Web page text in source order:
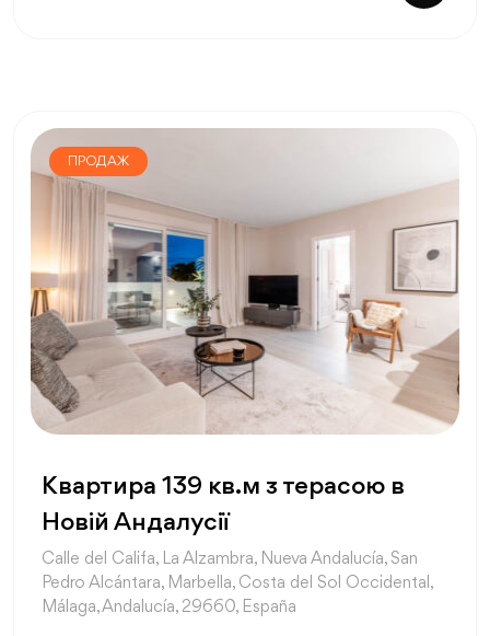
ПРОДАЖ
Квартира 139 кв.м з терасою в
Новій Андалусії
Calle del Califa, La Alzambra, Nueva Andalucía, San
Pedro Alcántara, Marbella, Costa del Sol Occidental,
Málaga, Andalucía, 29660, España